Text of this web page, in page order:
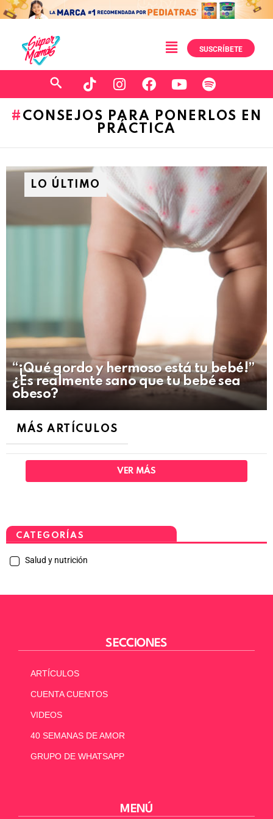
SUSCRÍBETE
CONSEJOS PARA PONERLOS EN
PRÁCTICA
LO ÚLTIMO
“¡Qué gordo y hermoso está tu bebé!”
¿Es realmente sano que tu bebé sea
obeso?
MÁS ARTÍCULOS
VER MÁS
CATEGORÍAS
Salud y nutrición
SECCIONES
ARTÍCULOS
CUENTA CUENTOS
VIDEOS
40 SEMANAS DE AMOR
GRUPO DE WHATSAPP
MENÚ